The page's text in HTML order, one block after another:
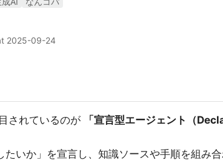
2025-09-24
されているのが
「宣言型エージェント（
たいか」を宣言し、知識ソースや手順を組み